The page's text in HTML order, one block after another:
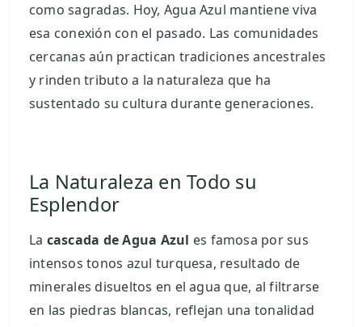
como sagradas. Hoy, Agua Azul mantiene viva
esa conexión con el pasado. Las comunidades
cercanas aún practican tradiciones ancestrales
y rinden tributo a la naturaleza que ha
sustentado su cultura durante generaciones.
La Naturaleza en Todo su
Esplendor
La cascada de Agua Azul es famosa por sus
intensos tonos azul turquesa, resultado de
minerales disueltos en el agua que, al filtrarse
en las piedras blancas, reflejan una tonalidad